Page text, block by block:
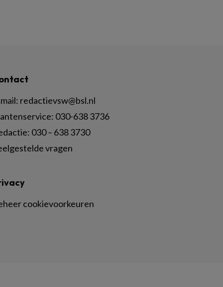
redactievsw@bsl.nl
030-638 3736
030 – 638 3730
vragen
cookievoorkeuren